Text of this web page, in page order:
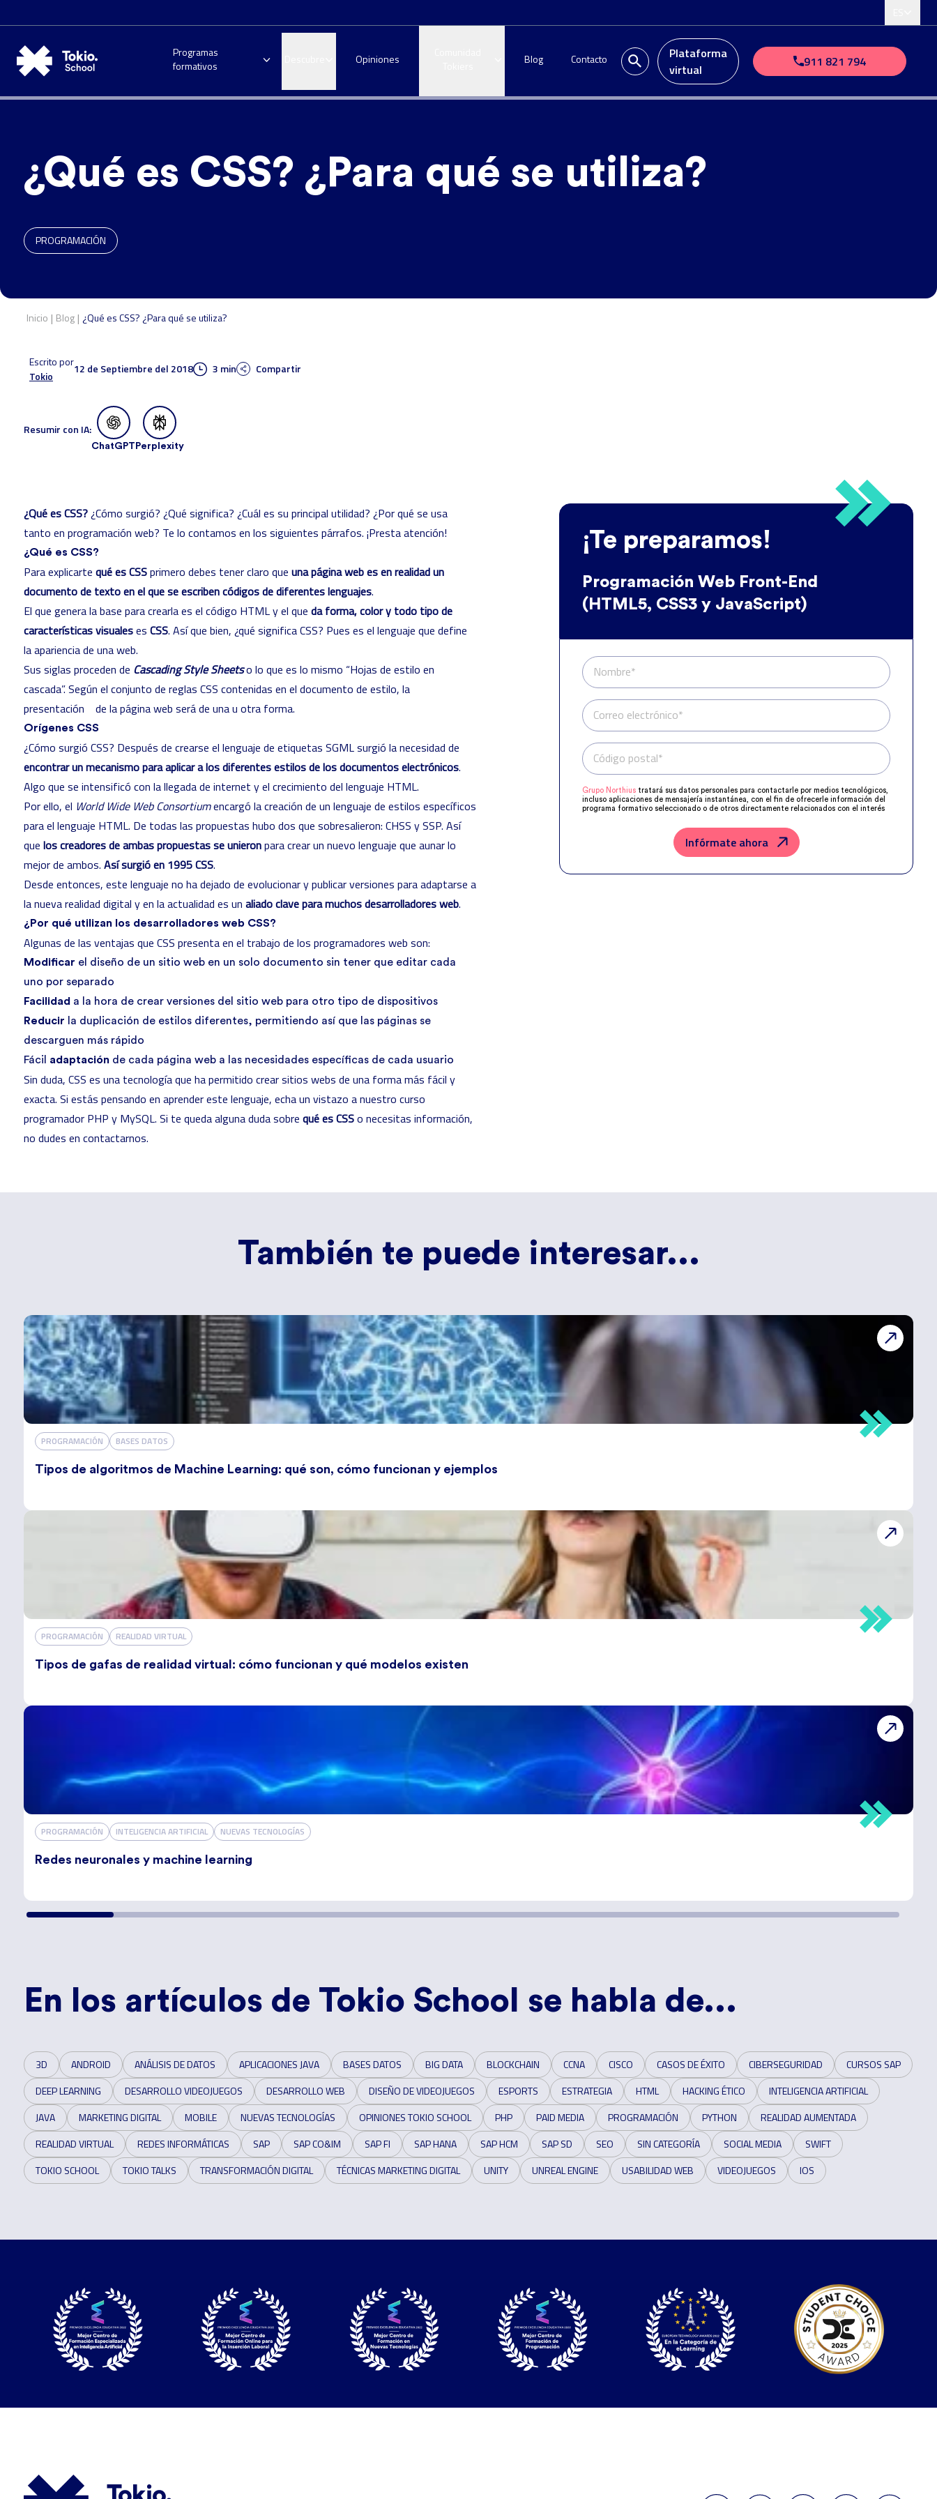
Programas
formativos
Opiniones Blog Contacto
Plataforma
virtual
911 821 794
¿Qué es CSS? ¿Para qué se utiliza?
PROGRAMACIÓN
Inicio | Blog | ¿Qué es CSS? ¿Para qué se utiliza?
Escrito por
Tokio
12 de Septiembre del 2018 3 min Compartir
Resumir con IA:
ChatGPT Perplexity
¿Qué es CSS? ¿Cómo surgió? ¿Qué significa? ¿Cuál es su principal utilidad? ¿Por qué se usa
tanto en programación web? Te lo contamos en los siguientes párrafos. ¡Presta atención!
¿Qué es CSS?
Para explicarte qué es CSSprimero debes tener claro que una página web es en realidad un
documento de texto en el que se escriben códigos de diferentes lenguajes.
El que genera la base para crearla es el código HTML y el que da forma, color y todo tipo de
características visualeses CSS. Así que bien, ¿qué significa CSS? Pues es el lenguaje que define
la apariencia de una web.
Sus siglas proceden de Cascading Style Sheetso lo que es lo mismo “Hojas de estilo en
cascada”. Según el conjunto de reglas CSS contenidas en el documento de estilo, la
presentación de la página web será de una u otra forma.
Orígenes CSS
¿Cómo surgió CSS? Después de crearse el lenguaje de etiquetas SGML surgió la necesidad de
encontrar un mecanismo para aplicar a los diferentes estilos de los documentos electrónicos.
Algo que se intensificó con la llegada de internet y el crecimiento del lenguaje HTML.
Por ello, el World Wide Web Consortiumencargó la creación de un lenguaje de estilos específicos
para el lenguaje HTML. De todas las propuestas hubo dos que sobresalieron: CHSS y SSP. Así
que los creadores de ambas propuestas se unieronpara crear un nuevo lenguaje que aunar lo
mejor de ambos. Así surgió en 1995 CSS.
Desde entonces, este lenguaje no ha dejado de evolucionar y publicar versiones para adaptarse a
la nueva realidad digital y en la actualidad es un aliado clave para muchos desarrolladores web.
¿Por qué utilizan los desarrolladores web CSS?
Algunas de las ventajas que CSS presenta en el trabajo de los programadores web son:
Modificar el diseño de un sitio web en un solo documento sin tener que editar cada
uno por separado
Facilidad a la hora de crear versiones del sitio web para otro tipo de dispositivos
Reducir la duplicación de estilos diferentes, permitiendo así que las páginas se
descarguen más rápido
Fácil adaptación de cada página web a las necesidades específicas de cada usuario
Sin duda, CSS es una tecnología que ha permitido crear sitios webs de una forma más fácil y
exacta. Si estás pensando en aprender este lenguaje, echa un vistazo a nuestro curso
programador PHP y MySQL. Si te queda alguna duda sobre qué es CSSo necesitas información,
no dudes en contactarnos.
¡Te preparamos!
Programación Web Front-End
(HTML5, CSS3 y JavaScript)
Nombre*
Correo electrónico*
Teléfono*
Código postal*
Grupo Northius tratará sus datos personales para contactarle por medios tecnológicos,
incluso aplicaciones de mensajería instantánea, con el fin de ofrecerle información del
programa formativo seleccionado o de otros directamente relacionados con el interés
Compartiremos su solicitud con las empresas que conforman el
objeto de que estas puedan hacerle llegar la mejor oferta de productos y servicios de
acuerdo a su petición. Quedan reconocidos los derechos de acceso, rectificación,
supresión, oposición, limitación, tal y como se explica en la
Política de Privacidad
Infórmate ahora
También te puede interesar...
PROGRAMACIÓN BASES DATOS
Tipos de algoritmos de Machine Learning: qué son, cómo funcionan y ejemplos
PROGRAMACIÓN REALIDAD VIRTUAL
Tipos de gafas de realidad virtual: cómo funcionan y qué modelos existen
PROGRAMACIÓN INTELIGENCIA ARTIFICIAL NUEVAS TECNOLOGÍAS
Redes neuronales y machine learning
En los artículos de Tokio School se habla de...
3D ANDROID ANÁLISIS DE DATOS APLICACIONES JAVA BASES DATOS BIG DATA BLOCKCHAIN CCNA CISCO CASOS DE ÉXITO CIBERSEGURIDAD
CURSOS SAP
DEEP LEARNING
DESARROLLO VIDEOJUEGOS DESARROLLO WEB DISEÑO DE VIDEOJUEGOS ESPORTS ESTRATEGIA HTML HACKING ÉTICO
INTELIGENCIA ARTIFICIAL
JAVA
MARKETING DIGITAL MOBILE NUEVAS TECNOLOGÍAS OPINIONES TOKIO SCHOOL PHP PAID MEDIA PROGRAMACIÓN PYTHON
REALIDAD AUMENTADA
REALIDAD VIRTUAL
REDES INFORMÁTICAS SAP SAP CO&IM SAP FI SAP HANA SAP HCM SAP SD SEO SIN CATEGORÍA SOCIAL MEDIA
SWIFT
TOKIO SCHOOL
TOKIO TALKS TRANSFORMACIÓN DIGITAL TÉCNICAS MARKETING DIGITAL UNITY UNREAL ENGINE USABILIDAD WEB VIDEOJUEGOS IOS